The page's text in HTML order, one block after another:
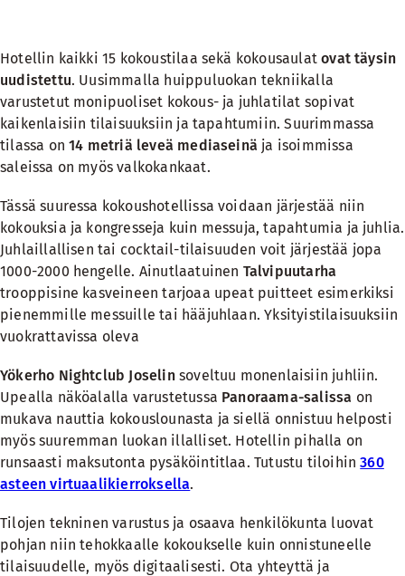
Hotellin kaikki 15 kokoustilaa sekä kokousaulatovat täysin
uudistettu. Uusimmalla huippuluokan tekniikalla
varustetut monipuoliset kokous- ja juhlatilat sopivat
kaikenlaisiin tilaisuuksiin ja tapahtumiin. Suurimmassa
tilassa on14 metriä leveä mediaseinä ja isoimmissa
saleissa on myös valkokankaat.
Tässä suuressa kokoushotellissa voidaan järjestää niin
kokouksia ja kongresseja kuin messuja, tapahtumia ja juhlia.
Juhlaillallisen tai cocktail-tilaisuuden voit järjestää jopa
1000-2000 hengelle. Ainutlaatuinen Talvipuutarha
trooppisine kasveineen tarjoaa upeat puitteet esimerkiksi
pienemmille messuille tai hääjuhlaan. Yksityistilaisuuksiin
vuokrattavissa oleva
Yökerho Nightclub Joselinsoveltuu monenlaisiin juhliin.
Upealla näköalalla varustetussa Panoraama-salissa on
mukava nauttia kokouslounasta ja siellä onnistuu helposti
myös suuremman luokan illalliset. Hotellin pihalla on
runsaasti maksutonta pysäköintitlaa. Tutustu tiloihin 360
asteen virtuaalikierroksella.
Tilojen tekninen varustus ja osaava henkilökunta luovat
pohjan niin tehokkaalle kokoukselle kuin onnistuneelle
tilaisuudelle, myös digitaalisesti. Ota yhteyttä ja